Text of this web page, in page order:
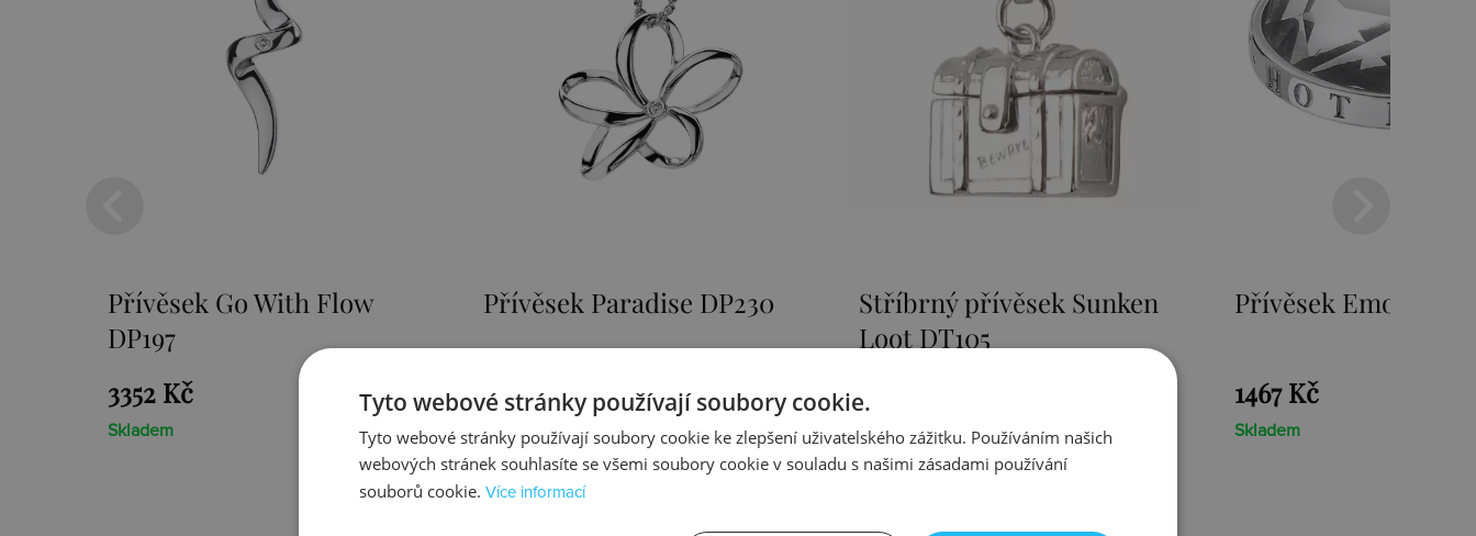
Přívěsek Paradise DP230
2659 Kč
Skladem
Stříbrný přívěsek Sunken
1525 Kč
Skladem
Přívěsek Emozioni Ice Coin
1467 Kč
Skladem
Přívěsek Emozioni
1467 Kč
Skladem
Tyto webové stránky používají soubory cookie.
Tyto webové stránky používají soubory cookie ke zlepšení uživatelského zážitku. Používáním našich
webových stránek souhlasíte se všemi soubory cookie v souladu s našimi zásadami používání
souborů cookie. Více informací